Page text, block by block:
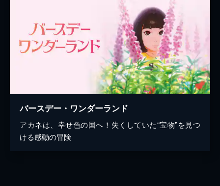
バースデー・ワンダーランド
アカネは、幸せ色の国へ！失くしていた“宝物”を見つ
ける感動の冒険